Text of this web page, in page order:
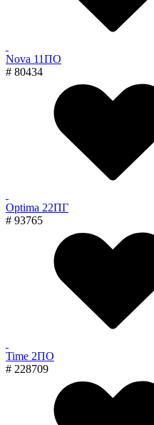
Nova 11ПО
# 80434
Optima 22ПГ
# 93765
Time 2ПО
# 228709